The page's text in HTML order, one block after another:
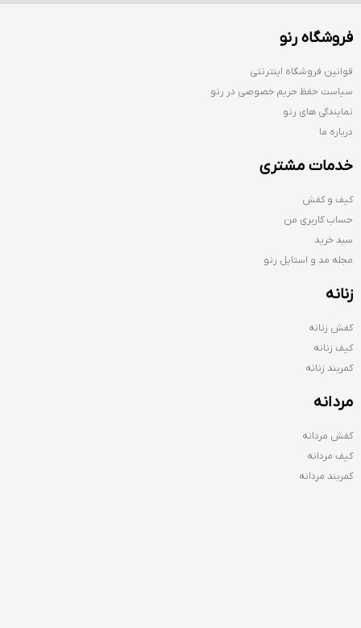
فروشگاه رنو
قوانین فروشگاه اینترنتی
سیاست حفظ حریم خصوصی در رنو
نمایندگی های رنو
درباره ما
خدمات مشتری
کیف و کفش
حساب کاربری من
سبد خرید
مجله مد و استایل رنو
زنانه
کفش زنانه
کیف زنانه
کمربند زنانه
مردانه
کفش مردانه
کیف مردانه
کمربند مردانه